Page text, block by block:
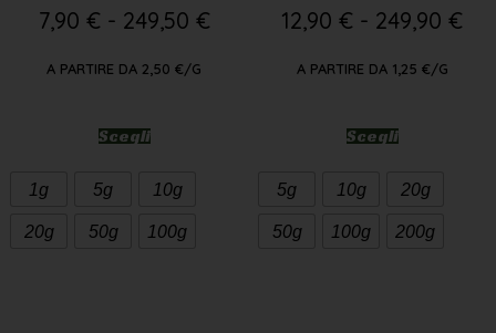
7,90 € - 249,50 €
A PARTIRE DA 2,50 €/G
Scegli
1g 5g 10g
20g 50g 100g
12,90 € - 249,90 €
A PARTIRE DA 1,25 €/G
Scegli
5g 10g 20g
50g 100g 200g